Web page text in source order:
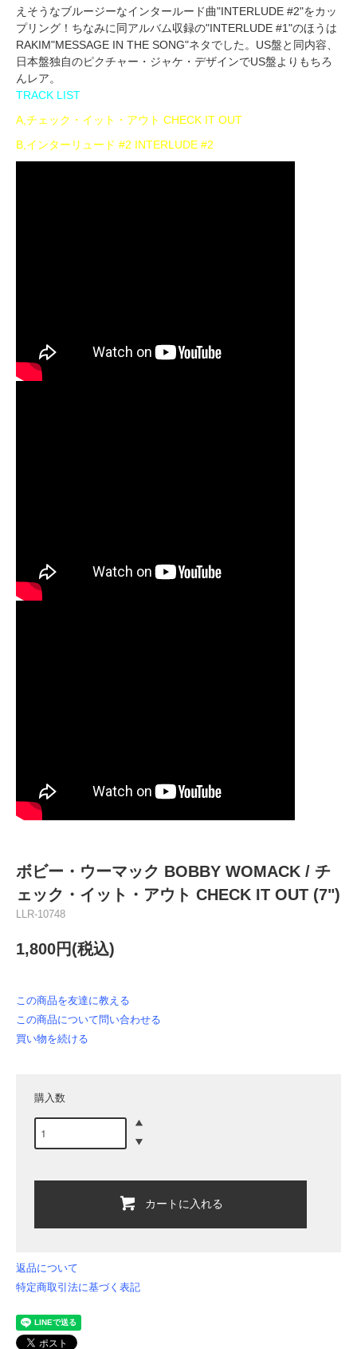
えそうなブルージーなインタールード曲"INTERLUDE #2"をカッ
プリング！ちなみに同アルバム収録の"INTERLUDE #1"のほうは
RAKIM"MESSAGE IN THE SONG"ネタでした。US盤と同内容、
日本盤独自のピクチャー・ジャケ・デザインでUS盤よりもちろ
んレア。
TRACK LIST
A,チェック・イット・アウト CHECK IT OUT
B,インターリュード #2 INTERLUDE #2
ボビー・ウーマック BOBBY WOMACK / チ
ェック・イット・アウト CHECK IT OUT (7")
LLR-10748
1,800円(税込)
この商品を友達に教える
この商品について問い合わせる
買い物を続ける
購入数
カートに入れる
返品について
特定商取引法に基づく表記